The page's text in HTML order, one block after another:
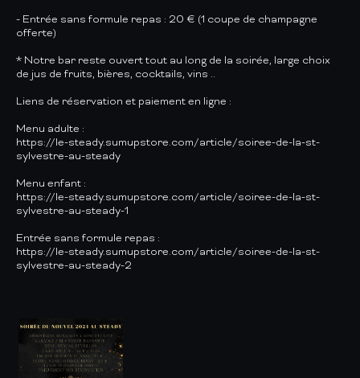
- Entrée sans formule repas : 20 € (1 coupe de champagne
offerte)
* Notre bar reste ouvert tout au long de la soirée, large choix
de jus de fruits, bières, cocktails, vins ..
Liens de réservation et paiement en ligne :
Menu adulte :
https://le-steady.sumupstore.com/article/soiree-de-la-st-
sylvestre-au-steady
Menu enfant :
https://le-steady.sumupstore.com/article/soiree-de-la-st-
sylvestre-au-steady-1
Entrée sans formule repas :
https://le-steady.sumupstore.com/article/soiree-de-la-st-
sylvestre-au-steady-2